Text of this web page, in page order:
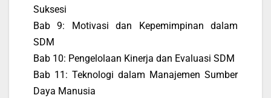
Suksesi
Bab 9: Motivasi dan Kepemimpinan dalam
SDM
Bab 10: Pengelolaan Kinerja dan Evaluasi SDM
Bab 11: Teknologi dalam Manajemen Sumber
Daya Manusia